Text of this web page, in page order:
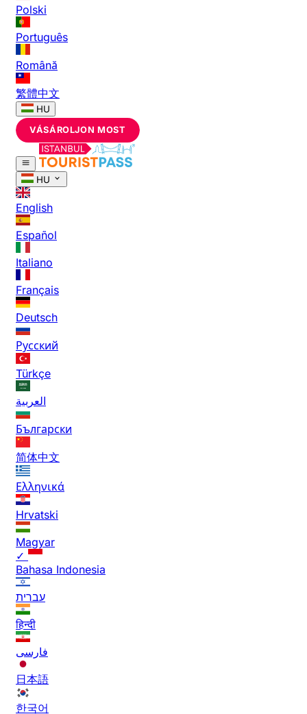
Polski
Português
Română
繁體中文
HU
VÁSÁROLJON MOST
HU
English
Español
Italiano
Français
Deutsch
Русский
Türkçe
العربية
Български
简体中文
Ελληνικά
Hrvatski
Magyar
✓
Bahasa Indonesia
עברית
हिन्दी
فارسی
日本語
한국어